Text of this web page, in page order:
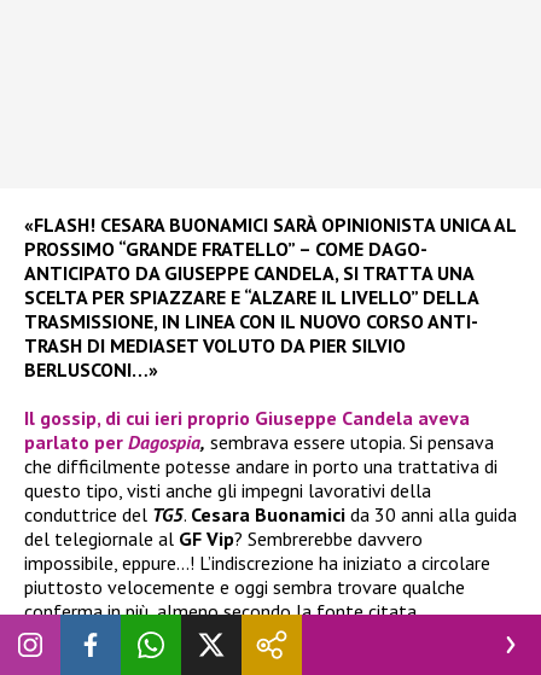
«FLASH! CESARA BUONAMICI SARÀ OPINIONISTA UNICA AL
PROSSIMO “GRANDE FRATELLO” – COME DAGO-
ANTICIPATO DA GIUSEPPE CANDELA, SI TRATTA UNA
SCELTA PER SPIAZZARE E “ALZARE IL LIVELLO” DELLA
TRASMISSIONE, IN LINEA CON IL NUOVO CORSO ANTI-
TRASH DI MEDIASET VOLUTO DA PIER SILVIO
BERLUSCONI…»
Il gossip, di cui ieri proprio Giuseppe Candela aveva
parlato per Dagospia, sembrava essere utopia. Si pensava
che difficilmente potesse andare in porto una trattativa di
questo tipo, visti anche gli impegni lavorativi della
conduttrice del TG5. Cesara Buonamici da 30 anni alla guida
del telegiornale al GF Vip? Sembrerebbe davvero
impossibile, eppure…! L’indiscrezione ha iniziato a circolare
piuttosto velocemente e oggi sembra trovare qualche
conferma in più, almeno secondo la fonte citata.